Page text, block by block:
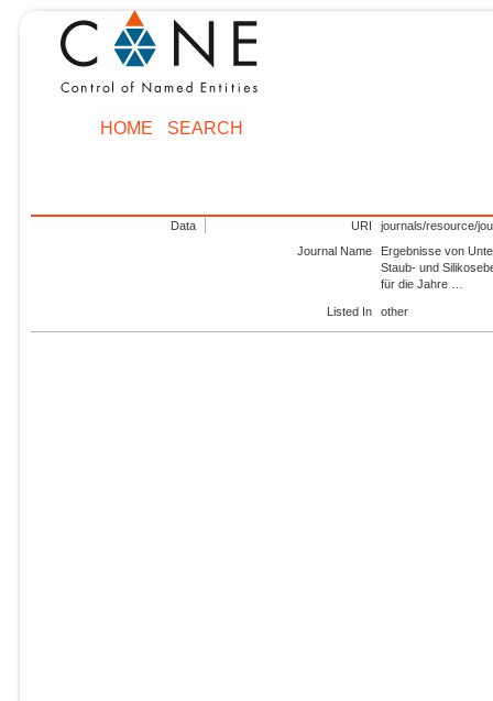
HOME SEARCH
Data URI
journals/resource/
Journal Name
Ergebnisse von
Staub- und
für die Jahre …
Listed In other